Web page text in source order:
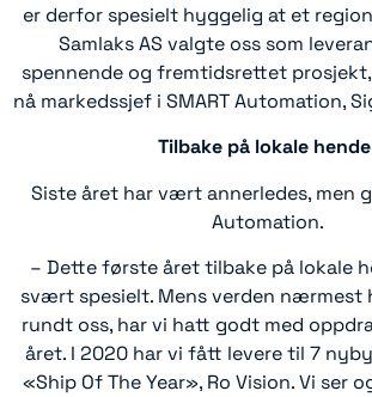
er derfor spesielt hyggelig at et
Samlaks AS valgte oss som
spennende og fremtidsrettet
nå markedssjef i SMART Automation,
Tilbake på lokale
Siste året har vært annerledes, men
Automation.
– Dette første året tilbake på lokale
svært spesielt. Mens verden nærmest
rundt oss, har vi hatt godt med
året. I 2020 har vi fått levere til 7
«Ship Of The Year», Ro Vision. Vi ser